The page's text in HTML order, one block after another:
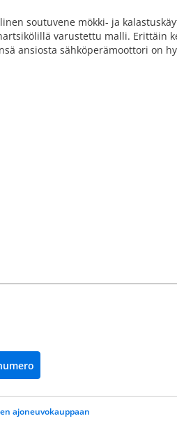
soutuvene mökki- ja
varustettu malli. Erittäin
ansiosta sähköperämoottori on
ajoneuvokauppaan